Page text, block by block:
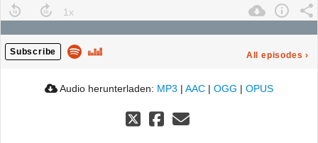
Subscribe All episodes ›
Audio herunterladen: MP3 | AAC | OGG | OPUS